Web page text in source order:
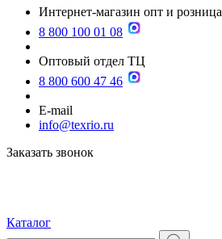
Интернет-магазин опт и розница
8 800 100 01 08
Оптовый отдел ТЦ
8 800 600 47 46
E-mail
info@texrio.ru
Заказать звонок
Каталог